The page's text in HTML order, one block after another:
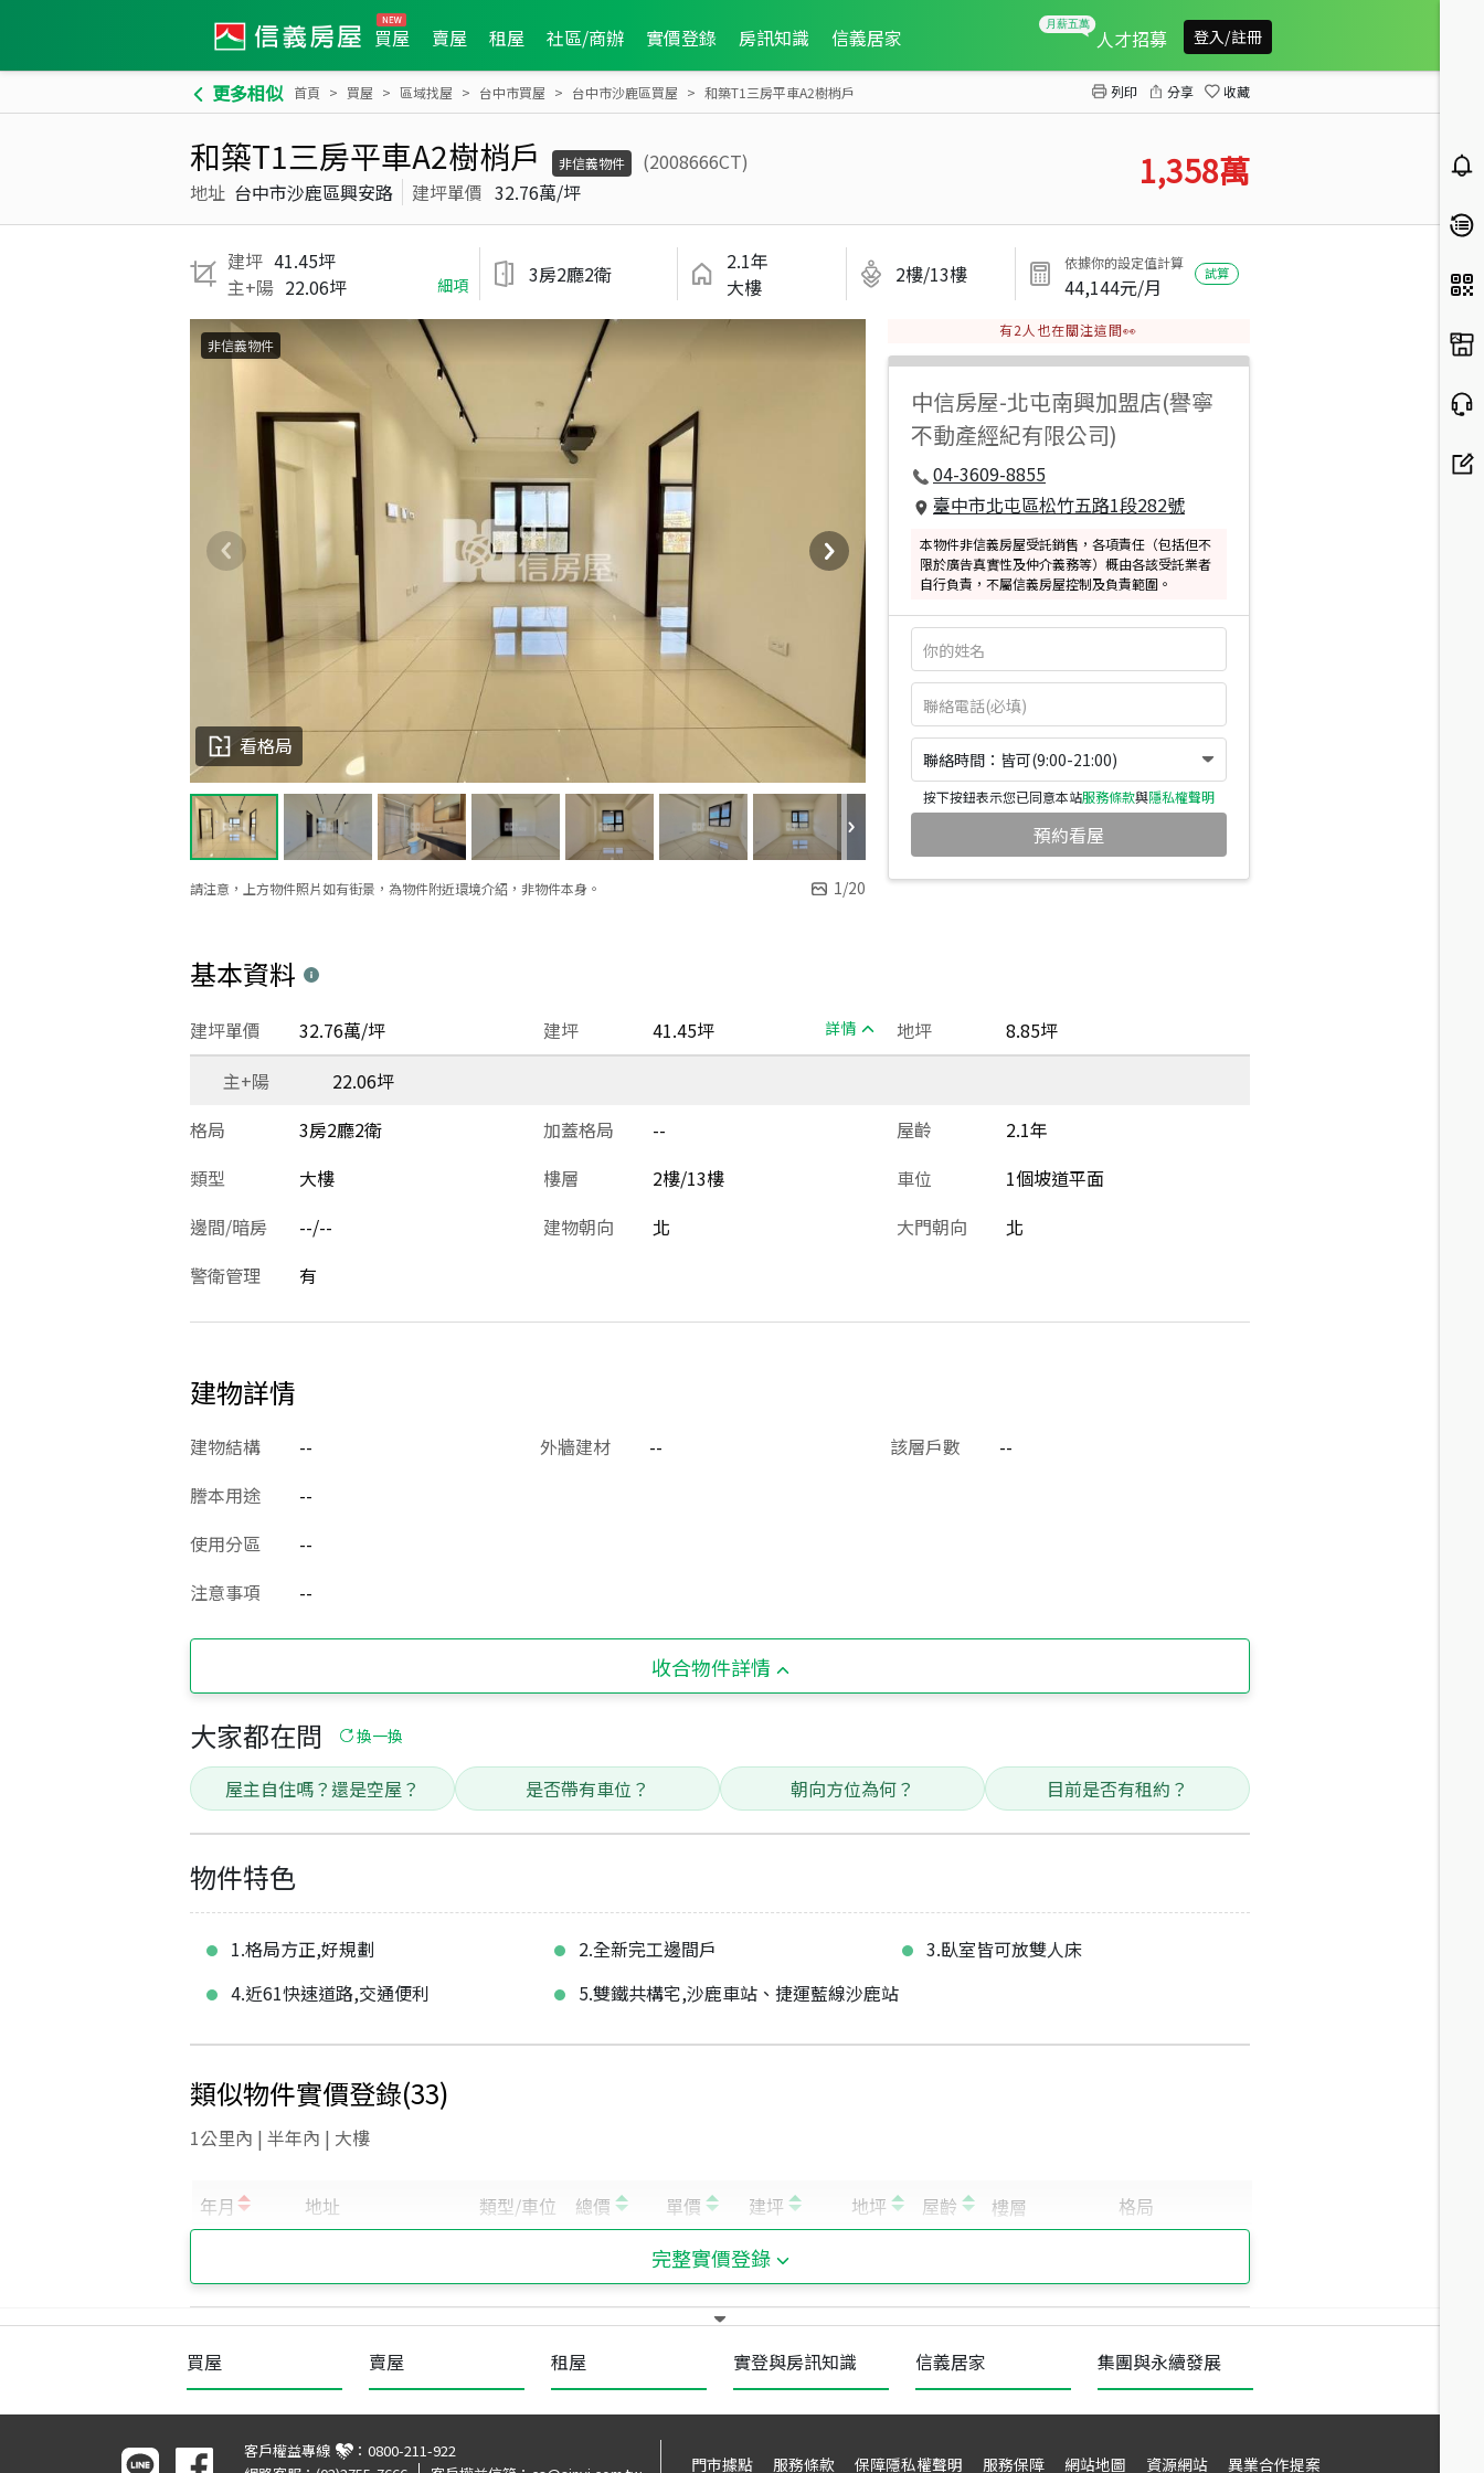
買屋 賣屋 租屋 社區/商辦 實價登錄 房訊知識 信義居家 人才招募 登入/註冊
更多相似 首頁 買屋 區域找屋 台中市買屋 台中市沙鹿區買屋 和築T1三房平車A2樹梢戶 列印 分享 收藏
和築T1三房平車A2樹梢戶 非信義物件
(2008666CT)
地址 台中市沙鹿區興安路 建坪單價 32.76萬/坪 1,358萬
建坪 41.45坪
主+陽 22.06坪 細項 3房2廳2衛
2.1年
大樓
2樓/13樓 依據你的設定值計算
44,144元/月
試算
請注意，上方物件照片如有街景，為物件附近環境介紹，非物件本身。 1/20
看格局
非信義物件
有2 人也在關注這間👀
中信房屋-北屯南興加盟店(譽寧
不動產經紀有限公司)
04-3609-8855
臺中市北屯區松竹五路1段282號
本物件非信義房屋受託銷售，各項責任（包括但不
限於廣告真實性及仲介義務等）概由各該受託業者
自行負責，不屬信義房屋控制及負責範圍。
聯絡時間：皆可(9:00-21:00)
按下按鈕表示您已同意本站服務條款與隱私權聲明
預約看屋
基本資料
建坪 41.45坪 詳情
建坪單價 32.76萬/坪 地坪
8.85坪
主+陽
22.06坪
格局
3房2廳2衛 加蓋格局 -- 屋齡
2.1年
類型
大樓 樓層 2樓/13樓 車位
1個坡道平面
邊間/暗房
--/-- 建物朝向 北 大門朝向
北
警衛管理
有
建物詳情
建物結構 -- 外牆建材 -- 該層戶數
--
謄本用途
--
使用分區
--
注意事項
--
收合物件詳情
大家都在問 換一換
屋主自住嗎？還是空屋？ 是否帶有車位？ 朝向方位為何？ 目前是否有租約？
物件特色
1.格局方正,好規劃 2.全新完工邊間戶
3.臥室皆可放雙人床
4.近61快速道路,交通便利
5.雙鐵共構宅,沙鹿車站、捷運藍線沙鹿站
類似物件實價登錄(33)
1公里內 | 半年內 | 大樓
完整實價登錄
買屋 賣屋 租屋 實登與房訊知識 信義居家 集團與永續發展
客戶權益專線 ： 0800-211-922
門市據點 服務條款 保障隱私權聲明 服務保障 網站地圖 資源網站 異業合作提案